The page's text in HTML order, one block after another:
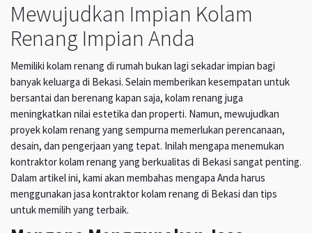
Mewujudkan Impian Kolam
Renang Impian Anda
Memiliki kolam renang di rumah bukan lagi sekadar impian bagi
banyak keluarga di Bekasi. Selain memberikan kesempatan untuk
bersantai dan berenang kapan saja, kolam renang juga
meningkatkan nilai estetika dan properti. Namun, mewujudkan
proyek kolam renang yang sempurna memerlukan perencanaan,
desain, dan pengerjaan yang tepat. Inilah mengapa menemukan
kontraktor kolam renang yang berkualitas di Bekasi sangat penting.
Dalam artikel ini, kami akan membahas mengapa Anda harus
menggunakan jasa kontraktor kolam renang di Bekasi dan tips
untuk memilih yang terbaik.